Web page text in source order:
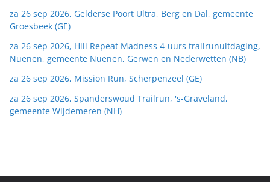
za 26 sep 2026, Gelderse Poort Ultra, Berg en Dal, gemeente
Groesbeek (GE)
za 26 sep 2026, Hill Repeat Madness 4-uurs trailrunuitdaging,
Nuenen, gemeente Nuenen, Gerwen en Nederwetten (NB)
za 26 sep 2026, Mission Run, Scherpenzeel (GE)
za 26 sep 2026, Spanderswoud Trailrun, 's-Graveland,
gemeente Wijdemeren (NH)